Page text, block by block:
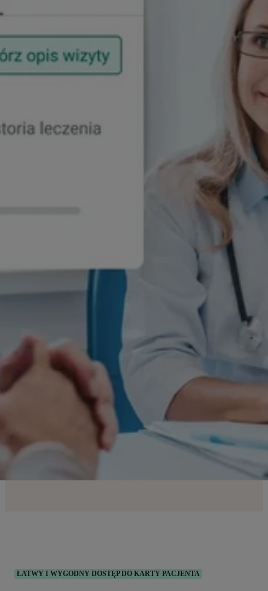
ŁATWY I WYGODNY DOSTĘP DO KARTY PACJENTA